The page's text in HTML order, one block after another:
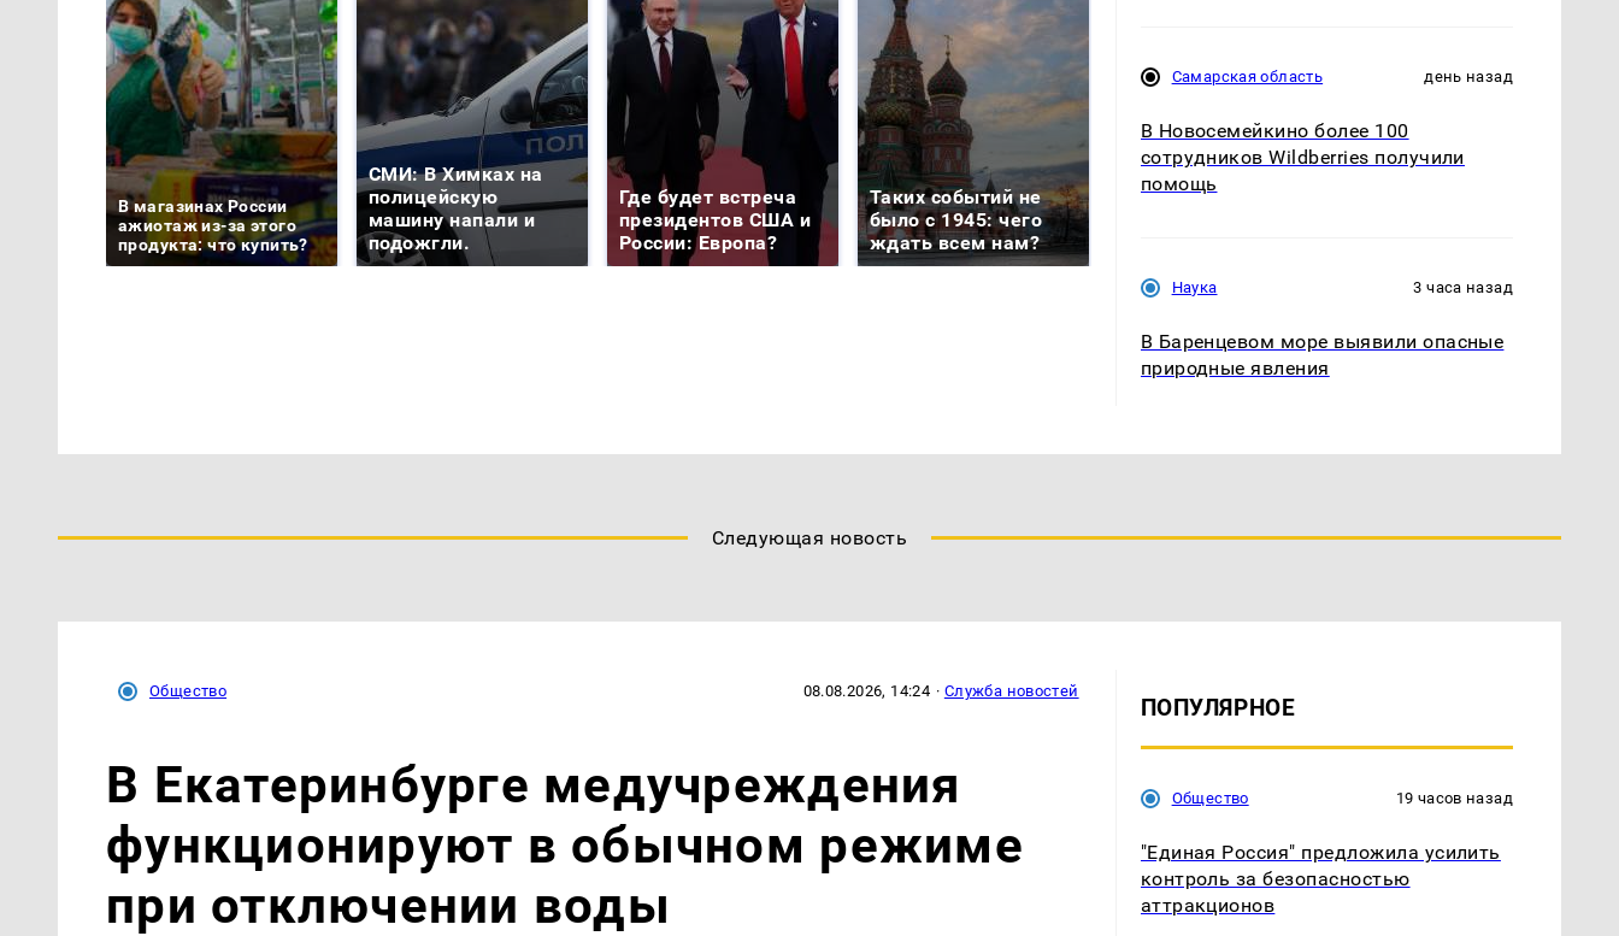
В магазинах России
ажиотаж из-за этого
продукта: что купить?
СМИ: В Химках на
полицейскую
машину напали и
подожгли.
Где будет встреча
президентов США и
России: Европа?
Таких событий не
было с 1945: чего
ждать всем нам?
Такую зиму в России
Самарская область день назад
В Новосемейкино более 100
сотрудников Wildberries получили
помощь
Наука 3 часа назад
В Баренцевом море выявили опасные
природные явления
Следующая новость
Общество 08.08.2026, 14:24 · Служба новостей
В Екатеринбурге медучреждения
функционируют в обычном режиме
при отключении воды
ПОПУЛЯРНОЕ
Общество 19 часов назад
"Единая Россия" предложила усилить
контроль за безопасностью
аттракционов